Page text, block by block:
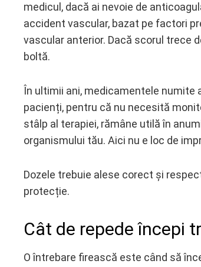
medicul, dacă ai nevoie de
accident vascular, bazat pe factori
vascular anterior. Dacă scorul trece
boltă.
În ultimii ani, medicamentele
pacienți, pentru că nu necesită
stâlp al terapiei, rămâne utilă în
organismului tău. Aici nu e loc de
Dozele trebuie alese corect și
protecție.
Cât de repede începi
O întrebare firească este când să